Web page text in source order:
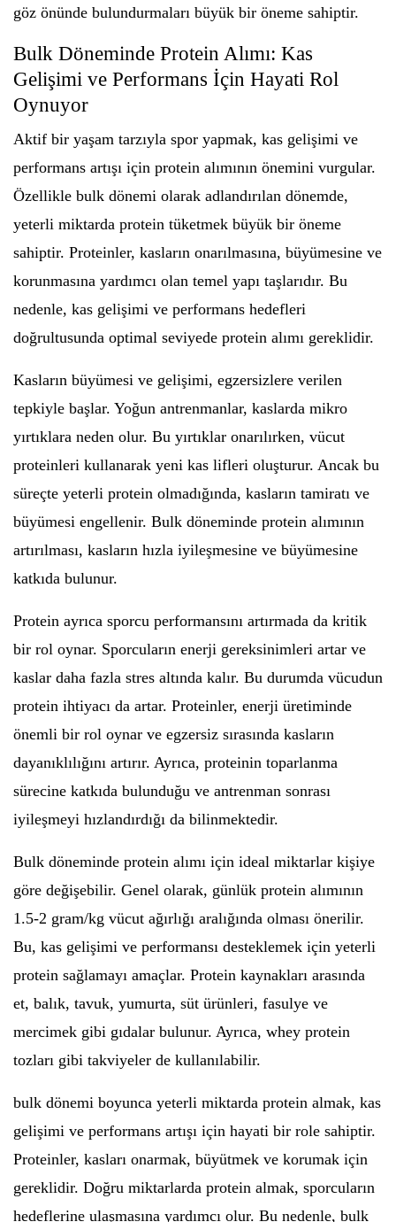
göz önünde bulundurmaları büyük bir öneme sahiptir.
Bulk Döneminde Protein Alımı: Kas
Gelişimi ve Performans İçin Hayati Rol
Oynuyor
Aktif bir yaşam tarzıyla spor yapmak, kas gelişimi ve
performans artışı için protein alımının önemini vurgular.
Özellikle bulk dönemi olarak adlandırılan dönemde,
yeterli miktarda protein tüketmek büyük bir öneme
sahiptir. Proteinler, kasların onarılmasına, büyümesine ve
korunmasına yardımcı olan temel yapı taşlarıdır. Bu
nedenle, kas gelişimi ve performans hedefleri
doğrultusunda optimal seviyede protein alımı gereklidir.
Kasların büyümesi ve gelişimi, egzersizlere verilen
tepkiyle başlar. Yoğun antrenmanlar, kaslarda mikro
yırtıklara neden olur. Bu yırtıklar onarılırken, vücut
proteinleri kullanarak yeni kas lifleri oluşturur. Ancak bu
süreçte yeterli protein olmadığında, kasların tamiratı ve
büyümesi engellenir. Bulk döneminde protein alımının
artırılması, kasların hızla iyileşmesine ve büyümesine
katkıda bulunur.
Protein ayrıca sporcu performansını artırmada da kritik
bir rol oynar. Sporcuların enerji gereksinimleri artar ve
kaslar daha fazla stres altında kalır. Bu durumda vücudun
protein ihtiyacı da artar. Proteinler, enerji üretiminde
önemli bir rol oynar ve egzersiz sırasında kasların
dayanıklılığını artırır. Ayrıca, proteinin toparlanma
sürecine katkıda bulunduğu ve antrenman sonrası
iyileşmeyi hızlandırdığı da bilinmektedir.
Bulk döneminde protein alımı için ideal miktarlar kişiye
göre değişebilir. Genel olarak, günlük protein alımının
1.5-2 gram/kg vücut ağırlığı aralığında olması önerilir.
Bu, kas gelişimi ve performansı desteklemek için yeterli
protein sağlamayı amaçlar. Protein kaynakları arasında
et, balık, tavuk, yumurta, süt ürünleri, fasulye ve
mercimek gibi gıdalar bulunur. Ayrıca, whey protein
tozları gibi takviyeler de kullanılabilir.
bulk dönemi boyunca yeterli miktarda protein almak, kas
gelişimi ve performans artışı için hayati bir role sahiptir.
Proteinler, kasları onarmak, büyütmek ve korumak için
gereklidir. Doğru miktarlarda protein almak, sporcuların
hedeflerine ulaşmasına yardımcı olur. Bu nedenle, bulk